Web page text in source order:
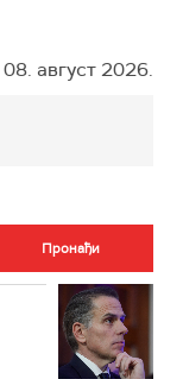
август 2026.